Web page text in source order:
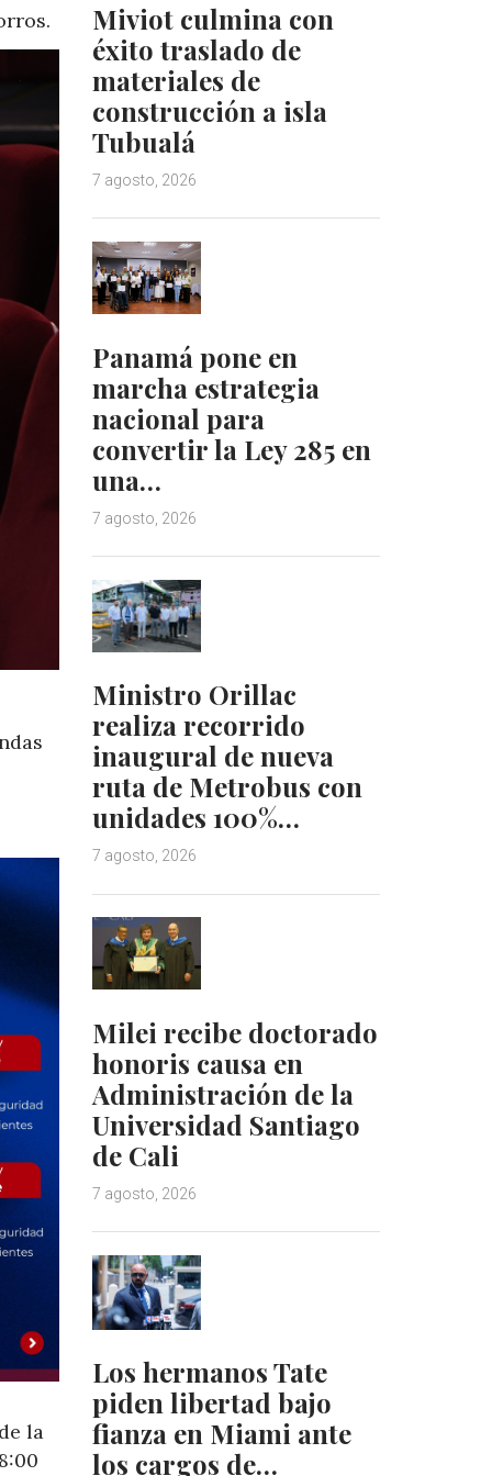
la
Miviot culmina con
éxito traslado de
materiales de
construcción a isla
Tubualá
7 agosto, 2026
Panamá pone en
marcha estrategia
nacional para
convertir la Ley 285 en
una…
7 agosto, 2026
Ministro Orillac
realiza recorrido
inaugural de nueva
ruta de Metrobus con
unidades 100%…
7 agosto, 2026
Milei recibe doctorado
honoris causa en
Administración de la
Universidad Santiago
de Cali
7 agosto, 2026
Los hermanos Tate
piden libertad bajo
fianza en Miami ante
los cargos de…